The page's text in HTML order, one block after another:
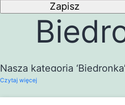
Zapisz
Nasza kategoria
platformie zakupowej
produktów z obszarów
Czytaj więcej